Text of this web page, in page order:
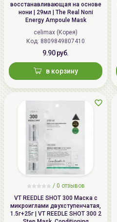
восстанавливающая на основе
нони | 29мл | The Real Noni
Energy Ampoule Mask
celimax (Корея)
Код: 8809849807410
9.90 руб.
в корзину
/ 0 отзывов
VT REEDLE SHOT 300 Маска с
микроиглами двухступенчатая,
1.5г+25г | VT REEDLE SHOT 300 2